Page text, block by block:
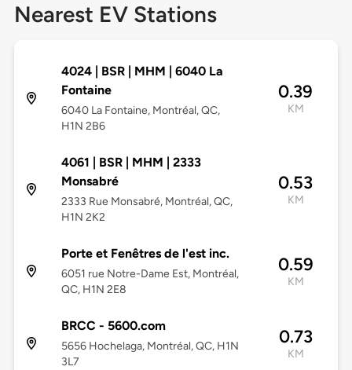
Nearest EV Stations
4024 | BSR | MHM | 6040 La
Fontaine
6040 La Fontaine, Montréal, QC,
H1N 2B6
0.39
KM
4061 | BSR | MHM | 2333
Monsabré
2333 Rue Monsabré, Montréal, QC,
H1N 2K2
0.53
KM
Porte et Fenêtres de l'est inc.
6051 rue Notre-Dame Est, Montréal,
QC, H1N 2E8
0.59
KM
BRCC - 5600.com
5656 Hochelaga, Montréal, QC, H1N
3L7
0.73
KM